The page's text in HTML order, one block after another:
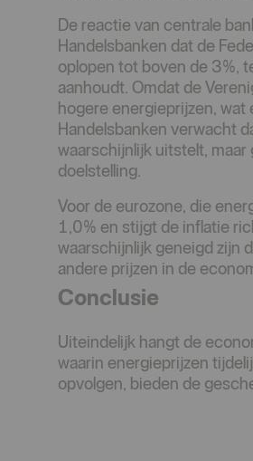
De reactie van centrale
Handelsbanken dat de
oplopen tot boven de 3%,
aanhoudt. Omdat de
hogere energieprijzen,
Handelsbanken verwacht
waarschijnlijk uitstelt,
doelstelling.
Voor de eurozone, die
1,0% en stijgt de inflatie
waarschijnlijk geneigd zijn
andere prijzen in de
Conclusie
Uiteindelijk hangt de
waarin energieprijzen
opvolgen, bieden de